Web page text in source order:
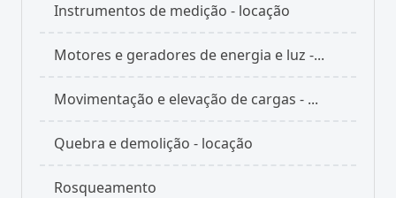
Instrumentos de medição - locação
Motores e geradores de energia e luz -...
Movimentação e elevação de cargas - ...
Quebra e demolição - locação
Rosqueamento